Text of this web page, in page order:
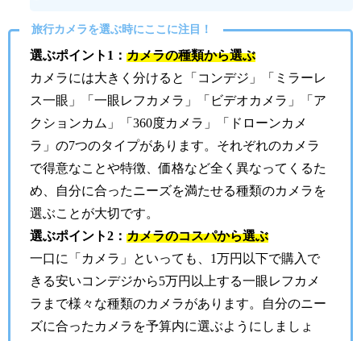
旅行カメラを選ぶ時にここに注目！
選ぶポイント1： カメラの種類から選ぶ
カメラには大きく分けると「コンデジ」「ミラーレ
ス一眼」「一眼レフカメラ」「ビデオカメラ」「ア
クションカム」「360度カメラ」「ドローンカメ
ラ」の7つのタイプがあります。それぞれのカメラ
で得意なことや特徴、価格など全く異なってくるた
め、自分に合ったニーズを満たせる種類のカメラを
選ぶことが大切です。
選ぶポイント2： カメラのコスパから選ぶ
一口に「カメラ」といっても、1万円以下で購入で
きる安いコンデジから5万円以上する一眼レフカメ
ラまで様々な種類のカメラがあります。自分のニー
ズに合ったカメラを予算内に選ぶようにしましょ